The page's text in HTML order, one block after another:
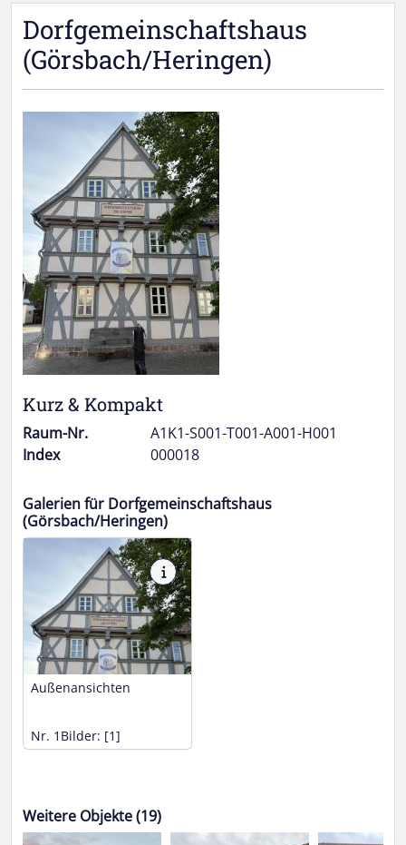
Dorfgemeinschaftshaus
(Görsbach/Heringen)
Kurz & Kompakt
Raum-Nr.
A1K1-S001-T001-A001-H001
Index
000018
Galerien für Dorfgemeinschaftshaus
(Görsbach/Heringen)
Außenansichten
Nr. 1 Bilder: [1]
Weitere Objekte (19)